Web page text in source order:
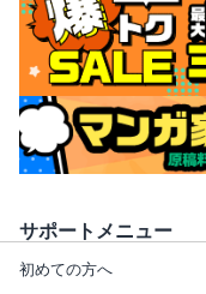
サポートメニュー
初めての方へ